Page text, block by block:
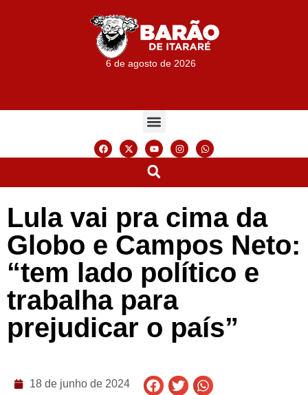
6 de agosto de 2026
Lula vai pra cima da
Globo e Campos Neto:
“tem lado político e
trabalha para
prejudicar o país”
18 de junho de 2024